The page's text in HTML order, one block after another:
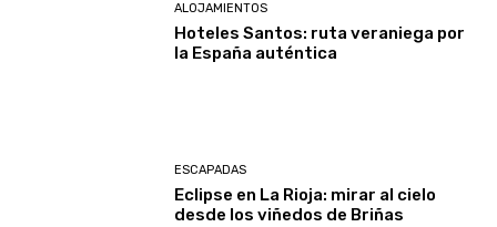
ALOJAMIENTOS
Hoteles Santos: ruta veraniega por
la España auténtica
ESCAPADAS
Eclipse en La Rioja: mirar al cielo
desde los viñedos de Briñas